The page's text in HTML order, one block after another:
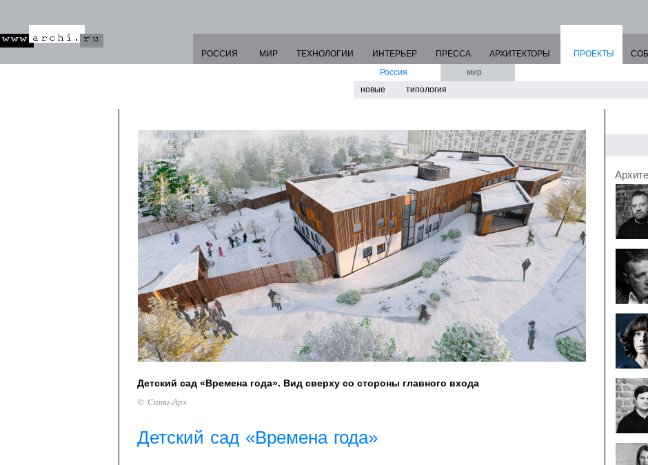
РОССИЯ МИР ТЕХНОЛОГИИ ИНТЕРЬЕР ПРЕССА АРХИТЕКТОРЫ
ПРОЕКТЫ
Россия
новые
типология
мир
Детский сад «Времена года». Вид сверху со стороны главного входа
© Сити-Арх
Детский сад «Времена года»